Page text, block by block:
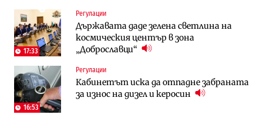
17:33
Регулации
Държавата даде зелена светлина на
космическия център в зона
„Доброславци“
16:53
Регулации
Кабинетът иска да отпадне забраната
за износ на дизел и керосин
Общините вече зависят от
централната власт за 75% от
бюджетите си
Последни дни с обозначаване на цените
в лева: Какво предстои?
Жилищата в България поскъпват при
намаляващо население и все повече
сгради
А1 отново е лидер при технологичните
компании и системните интегратори